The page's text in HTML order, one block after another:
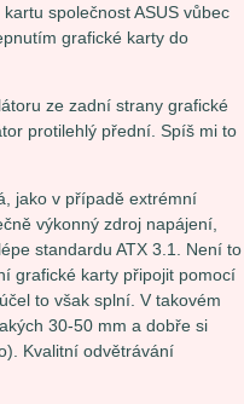
společnost ASUS vůbec
grafické karty do
ze zadní strany grafické
protilehlý přední. Spíš mi to
jako v případě extrémní
výkonný zdroj napájení,
standardu ATX 3.1. Není to
grafické karty připojit pomocí
to však splní. V takovém
30-50 mm a dobře si
Kvalitní odvětrávání